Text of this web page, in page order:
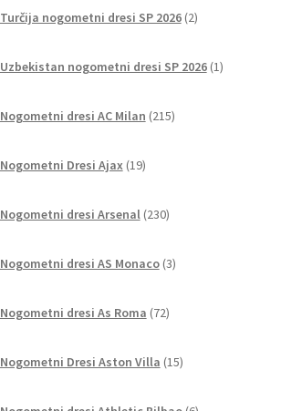
Turčija nogometni dresi SP 2026 2izdelka
Uzbekistan nogometni dresi SP 2026 1izdelek
Nogometni dresi AC Milan 215izdelkov
Nogometni Dresi Ajax 19izdelkov
Nogometni dresi Arsenal 230izdelkov
Nogometni dresi AS Monaco 3izdelki
Nogometni dresi As Roma 72izdelkov
Nogometni Dresi Aston Villa 15izdelkov